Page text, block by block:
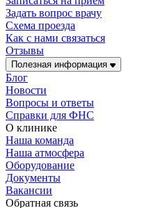
Задать вопрос врачу
Схема проезда
Как с нами связаться
Отзывы
Полезная информация
Блог
Новости
Вопросы и ответы
Справки для ФНС
О клинике
Наша команда
Наша атмосфера
Оборудование
Документы
Вакансии
Обратная связь